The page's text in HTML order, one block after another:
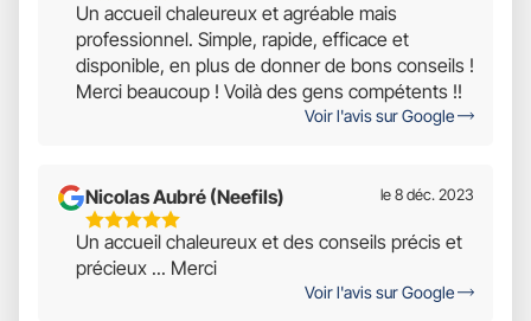
Étoiles
Sur
5
Un accueil chaleureux et agréable mais
professionnel. Simple, rapide, efficace et
disponible, en plus de donner de bons conseils !
Merci beaucoup ! Voilà des gens compétents !!
Voir l'avis sur Google
Nicolas Aubré (Neefils)
5
Étoiles
Sur
le 8 déc. 2023
Un accueil chaleureux et des conseils précis et
précieux ... Merci
Voir l'avis sur Google